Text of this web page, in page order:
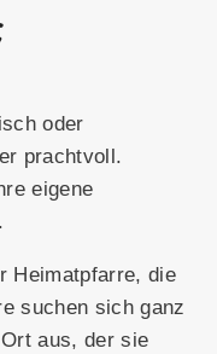
oder
prachtvoll.
eigene
Heimatpfarre, die
suchen sich ganz
aus, der sie